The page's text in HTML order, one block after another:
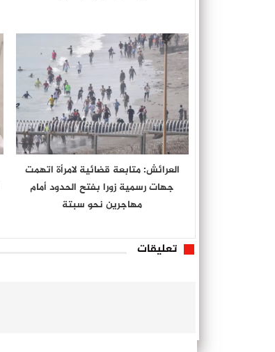
العرائش: متابعة قضائية لامرأة اتهمت
جهات رسمية زورا بفتح الحدود أمام
مهاجرين نحو سبتة
تعليقات